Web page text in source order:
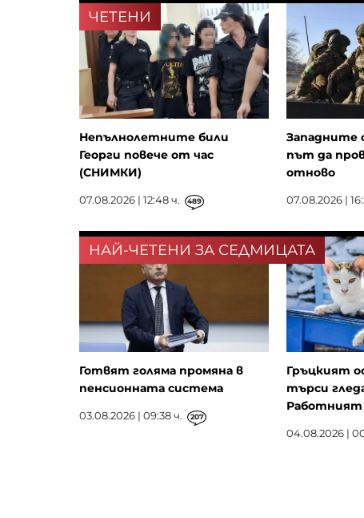
ЧЕТЕНИ
Непълнолетните били
Георги повече от час
(СНИМКИ)
07.08.2026 | 12:48 ч. 489
Западните
път да
отново
07.08.2026 |
НАЙ-ЧЕТЕНИ ЗА СЕДМИЦАТА
Готвят голяма промяна в
пенсионната система
03.08.2026 | 09:38 ч. 207
Гръцкият
търси
Работният
04.08.2026 |